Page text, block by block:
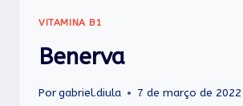
VITAMINA B1
Benerva
Porgabriel.diula 7 de março de 2022